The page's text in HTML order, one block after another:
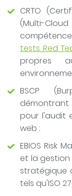
CRTO
(Multi-
tests Red
propres
BSCP
démontrant
pour l'audit
web ;
EBIOS Risk
et la
stratégique
tels qu'ISO